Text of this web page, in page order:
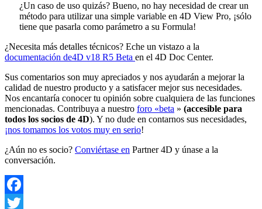
¿Un caso de uso quizás? Bueno, no hay necesidad de crear un
método para utilizar una simple variable en 4D View Pro, ¡sólo
tiene que pasarla como parámetro a su Formula!
¿Necesita más detalles técnicos? Eche un vistazo a la
documentación de4D v18 R5 Beta en el 4D Doc Center.
Sus comentarios son muy apreciados y nos ayudarán a mejorar la
calidad de nuestro producto y a satisfacer mejor sus necesidades.
Nos encantaría conocer tu opinión sobre cualquiera de las funciones
mencionadas. Contribuya a nuestro foro «beta » (accesible para
todos los socios de 4D). Y no dude en contarnos sus necesidades,
¡nos tomamos los votos muy en serio!
¿Aún no es socio? Conviértase en Partner 4D y únase a la
conversación.
Facebook